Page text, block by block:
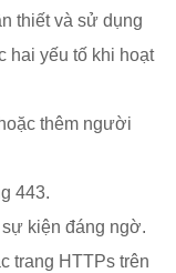
thiết và sử dụng
hai yếu tố khi hoạt
thêm người
443.
kiện đáng ngờ.
trang HTTPs trên